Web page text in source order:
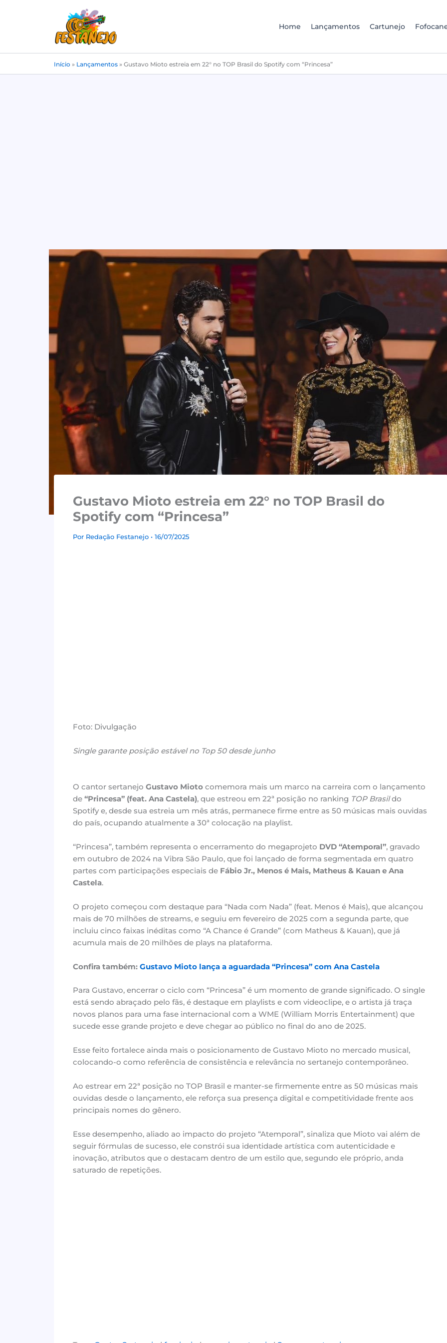
Home Lançamentos Cartunejo
Início » Lançamentos » Gustavo Mioto estreia em 22° no TOP Brasil do Spotify com “Princesa”
Gustavo Mioto estreia em 22° no TOP Brasil do
Spotify com “Princesa”
Por Redação Festanejo • 16/07/2025
Foto: Divulgação
Single garante posição estável no Top 50 desde junho
O cantor sertanejo Gustavo Miotocomemora mais um marco na carreira com o lançamento
de “Princesa” (feat. Ana Castela), que estreou em 22ª posição no ranking TOP Brasildo
Spotify e, desde sua estreia um mês atrás, permanece firme entre as 50 músicas mais ouvidas
do país, ocupando atualmente a 30ª colocação na playlist.
“Princesa”, também representa o encerramento do megaprojeto DVD “Atemporal”, gravado
em outubro de 2024 na Vibra São Paulo, que foi lançado de forma segmentada em quatro
partes com participações especiais de Fábio Jr., Menos é Mais, Matheus & Kauan e Ana
Castela.
O projeto começou com destaque para “Nada com Nada” (feat. Menos é Mais), que alcançou
mais de 70 milhões de streams, e seguiu em fevereiro de 2025 com a segunda parte, que
incluiu cinco faixas inéditas como “A Chance é Grande” (com Matheus & Kauan), que já
acumula mais de 20 milhões de plays na plataforma.
Confira também: Gustavo Mioto lança a aguardada “Princesa” com Ana Castela
Para Gustavo, encerrar o ciclo com “Princesa” é um momento de grande significado. O single
está sendo abraçado pelo fãs, é destaque em playlists e com videoclipe, e o artista já traça
novos planos para uma fase internacional com a WME (William Morris Entertainment) que
sucede esse grande projeto e deve chegar ao público no final do ano de 2025.
Esse feito fortalece ainda mais o posicionamento de Gustavo Mioto no mercado musical,
colocando-o como referência de consistência e relevância no sertanejo contemporâneo.
Ao estrear em 22ª posição no TOP Brasil e manter-se firmemente entre as 50 músicas mais
ouvidas desde o lançamento, ele reforça sua presença digital e competitividade frente aos
principais nomes do gênero.
Esse desempenho, aliado ao impacto do projeto “Atemporal”, sinaliza que Mioto vai além de
seguir fórmulas de sucesso, ele constrói sua identidade artística com autenticidade e
inovação, atributos que o destacam dentro de um estilo que, segundo ele próprio, anda
saturado de repetições.